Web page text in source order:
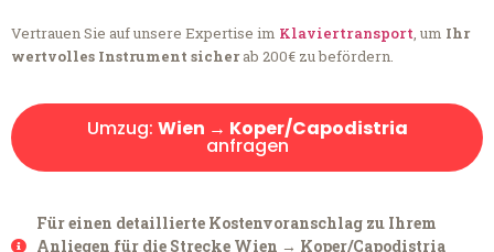
Vertrauen Sie auf unsere Expertise im Klaviertransport, um Ihr
wertvolles Instrument sicherab 200€ zu befördern.
Umzug: Wien → Koper/Capodistria
anfragen
Für einen detaillierte Kostenvoranschlag zu Ihrem
Anliegen für die Strecke Wien → Koper/Capodistria